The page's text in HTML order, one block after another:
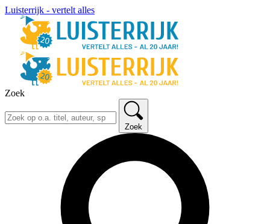
Luisterrijk - vertelt alles
Zoek
Zoek